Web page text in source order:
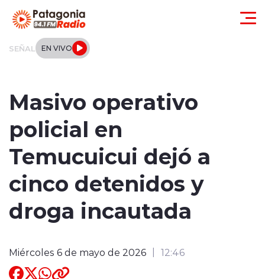
SEÑAL EN VIVO
Tendencias
Internacional
Entrevistas
Masivo operativo
policial en
Temucuicui dejó a
cinco detenidos y
droga incautada
Miércoles 6 de mayo de 2026 12:46